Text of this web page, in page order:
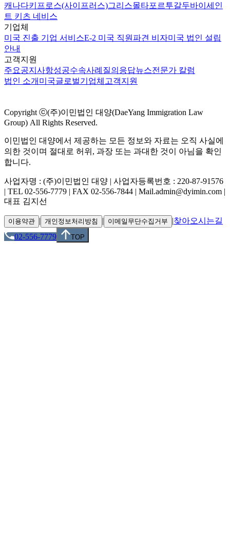
캐나다키프로스(사이프러스)그리스몰타포르투갈두바이 세인
트 키츠 네비스
기업체
미국 진출 기업 서비스E-2 미국 직원파견 비자미국 법인 설립
안내
고객지원
주요공지사항성공수속사례 질의응답뉴스전문가 칼럼
법인 소개 미국글로벌기업체 고객지원
Copyright ⓒ(주)이민법인 대양(DaeYang Immigration Law
Group) All Rights Reserved.
이민법인 대양에서 제공하는 모든 정보와 자료는 오직 사실에
의한 것이며 절대로 허위, 과장 또는 과대한 것이 아님을 확인
합니다.
사업자명 : (주)이민법인 대양 | 사업자등록번호 : 220-87-91576
| TEL 02-556-7779 | FAX 02-556-7844 | Mail.admin@dyimin.com |
대표 김지선
이용약관 | 개인정보처리방침 | 이메일무단수집거부 |찾아오시는길
02-556-7779
TOP